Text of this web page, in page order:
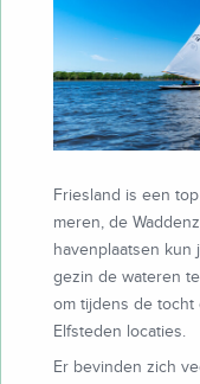
Friesland is een
meren, de
havenplaatsen
gezin de wateren
om tijdens de
Elfsteden locaties.
Er bevinden zich